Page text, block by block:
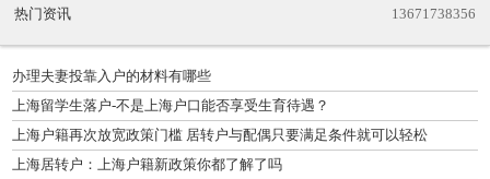
热门资讯 13671738356
办理夫妻投靠入户的材料有哪些
上海留学生落户-不是上海户口能否享受生育待遇？
上海户籍再次放宽政策门槛 居转户与配偶只要满足条件就可以轻松
上海居转户：上海户籍新政策你都了解了吗